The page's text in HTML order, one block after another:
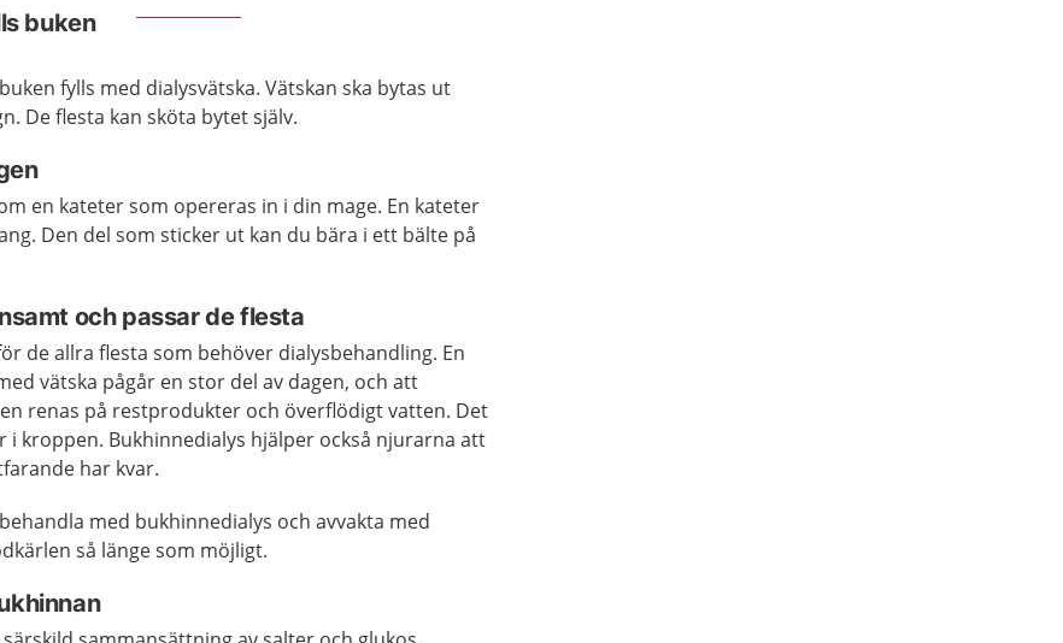
buken
fylls med dialysvätska. Vätskan ska bytas ut
De flesta kan sköta bytet själv.
en kateter som opereras in i din mage. En kateter
Den del som sticker ut kan du bära i ett bälte på
och passar de flesta
de allra flesta som behöver dialysbehandling. En
vätska pågår en stor del av dagen, och att
renas på restprodukter och överflödigt vatten. Det
kroppen. Bukhinnedialys hjälper också njurarna att
har kvar.
med bukhinnedialys och avvakta med
så länge som möjligt.